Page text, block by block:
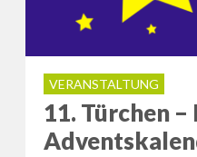
VERANSTALTUNG
11. Türchen